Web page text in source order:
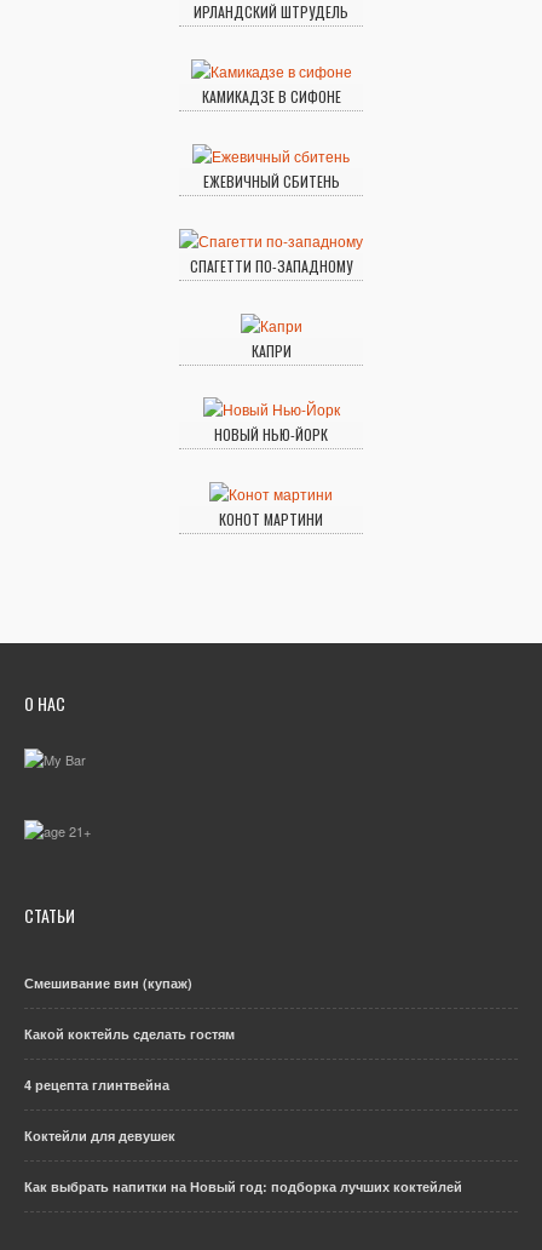
ИРЛАНДСКИЙ ШТРУДЕЛЬ
КАМИКАДЗЕ В СИФОНЕ
ЕЖЕВИЧНЫЙ СБИТЕНЬ
СПАГЕТТИ ПО-ЗАПАДНОМУ
КАПРИ
НОВЫЙ НЬЮ-ЙОРК
КОНОТ МАРТИНИ
О НАС
СТАТЬИ
Смешивание вин (купаж)
Какой коктейль сделать гостям
4 рецепта глинтвейна
Коктейли для девушек
Как выбрать напитки на Новый год: подборка лучших коктейлей